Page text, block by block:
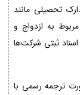
تحصیلی مانند
به ازدواج و
ثبتی شرکت‌ها
ترجمه رسمی با